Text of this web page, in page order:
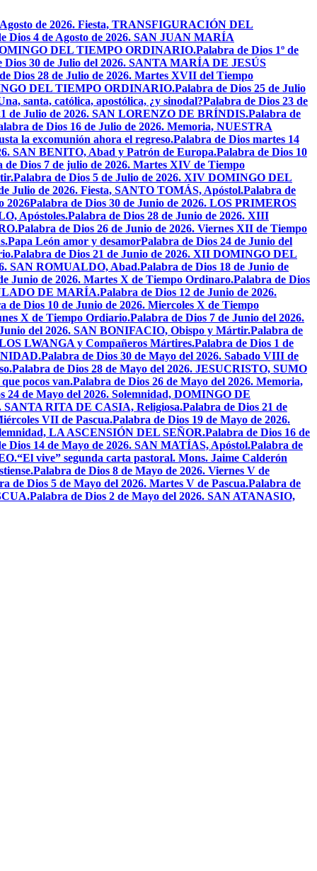
de 2026. Fiesta, TRANSFIGURACIÓN DEL
Dios 4 de Agosto de 2026. SAN JUAN MARÍA
DEL TIEMPO ORDINARIO.Palabra de Dios 1º de
Dios 30 de Julio del 2026. SANTA MARÍA DE JESÚS
Dios 28 de Julio de 2026. Martes XVII del Tiempo
DEL TIEMPO ORDINARIO.Palabra de Dios 25 de Julio
santa, católica, apostólica, ¿y sinodal?Palabra de Dios 23 de
de Julio de 2026. SAN LORENZO DE BRÍNDIS.Palabra de
de Dios 16 de Julio de 2026. Memoria, NUESTRA
la excomunión ahora el regreso.Palabra de Dios martes 14
SAN BENITO, Abad y Patrón de Europa.Palabra de Dios 10
de Dios 7 de julio de 2026. Martes XIV de Tiempo
Palabra de Dios 5 de Julio de 2026. XIV DOMINGO DEL
Julio de 2026. Fiesta, SANTO TOMÁS, Apóstol.Palabra de
2026Palabra de Dios 30 de Junio de 2026. LOS PRIMEROS
Apóstoles.Palabra de Dios 28 de Junio de 2026. XIII
Palabra de Dios 26 de Junio de 2026. Viernes XII de Tiempo
Papa León amor y desamorPalabra de Dios 24 de Junio del
Palabra de Dios 21 de Junio de 2026. XII DOMINGO DEL
SAN ROMUALDO, Abad.Palabra de Dios 18 de Junio de
Junio de 2026. Martes X de Tiempo Ordinaro.Palabra de Dios
DE MARÍA.Palabra de Dios 12 de Junio de 2026.
de Dios 10 de Junio de 2026. Miercoles X de Tiempo
X de Tiempo Ordiario.Palabra de Dios 7 de Junio del 2026.
del 2026. SAN BONIFACIO, Obispo y Mártir.Palabra de
LWANGA y Compañeros Mártires.Palabra de Dios 1 de
Palabra de Dios 30 de Mayo del 2026. Sabado VIII de
Palabra de Dios 28 de Mayo del 2026. JESUCRISTO, SUMO
pocos van.Palabra de Dios 26 de Mayo del 2026. Memoria,
24 de Mayo del 2026. Solemnidad, DOMINGO DE
SANTA RITA DE CASIA, Religiosa.Palabra de Dios 21 de
VII de Pascua.Palabra de Dios 19 de Mayo de 2026.
LA ASCENSIÓN DEL SEÑOR.Palabra de Dios 16 de
Dios 14 de Mayo de 2026. SAN MATÍAS, Apóstol.Palabra de
“El vive” segunda carta pastoral. Mons. Jaime Calderón
Palabra de Dios 8 de Mayo de 2026. Viernes V de
de Dios 5 de Mayo del 2026. Martes V de Pascua.Palabra de
Palabra de Dios 2 de Mayo del 2026. SAN ATANASIO,